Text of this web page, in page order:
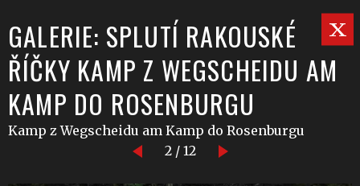
GALERIE: SPLUTÍ RAKOUSKÉ
ŘÍČKY KAMP Z WEGSCHEIDU AM
KAMP DO ROSENBURGU
Kamp z Wegscheidu am Kamp do Rosenburgu
2 / 12